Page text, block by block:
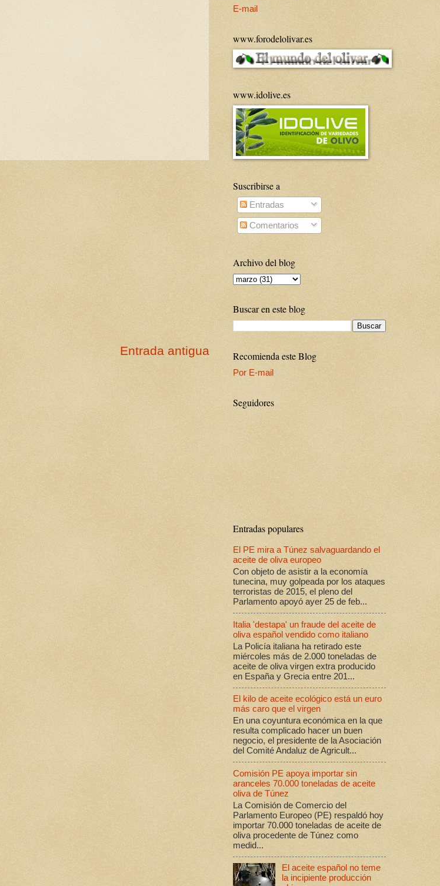
Entrada antigua
E-mail
www.forodelolivar.es
www.idolive.es
Suscribirse a
Entradas
Comentarios
Archivo del blog
Buscar en este blog
Recomienda este Blog
Por E-mail
Seguidores
Entradas populares
El PE mira a Túnez salvaguardando el
aceite de oliva europeo
Con objeto de asistir a la economía
tunecina, muy golpeada por los ataques
terroristas de 2015, el pleno del
Parlamento apoyó ayer 25 de feb...
Italia 'destapa' un fraude del aceite de
oliva español vendido como italiano
La Policía italiana ha retirado este
miércoles más de 2.000 toneladas de
aceite de oliva virgen extra producido
en España y Grecia entre 201...
El kilo de aceite ecológico está un euro
más caro que el virgen
En una coyuntura económica en la que
resulta complicado hacer un buen
negocio, el presidente de la Asociación
del Comité Andaluz de Agricult...
Comisión PE apoya importar sin
aranceles 70.000 toneladas de aceite
oliva de Túnez
La Comisión de Comercio del
Parlamento Europeo (PE) respaldó hoy
importar 70.000 toneladas de aceite de
oliva procedente de Túnez como
medid...
El aceite español no teme
la incipiente producción